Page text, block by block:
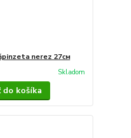
nerez 27см
Skladom
do košíka